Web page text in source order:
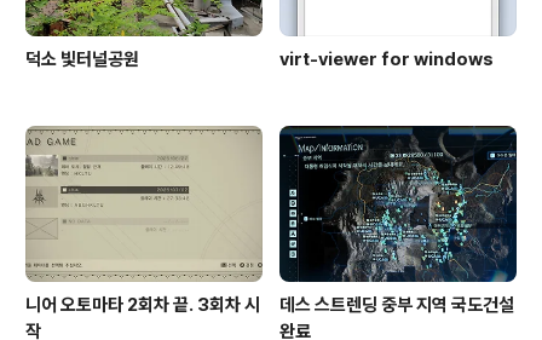
덕소 빛터널공원 virt-viewer for windows
니어 오토마타 2회차 끝. 3회차 시
작
데스 스트렌딩 중부 지역 국도건설
완료